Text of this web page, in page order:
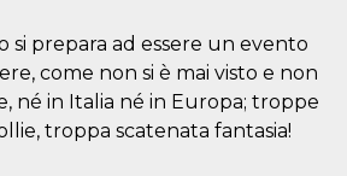
si prepara ad essere un evento
come non si è mai visto e non
né in Italia né in Europa; troppe
troppa scatenata fantasia!
para hacer que
las páginas se
carguen más
rápido.
CookieScript
oooh.events
4 semanas 2
días
El servicio
Cookie-